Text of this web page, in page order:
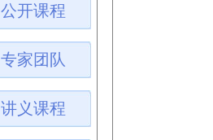
公开课程
专家团队
讲义课程